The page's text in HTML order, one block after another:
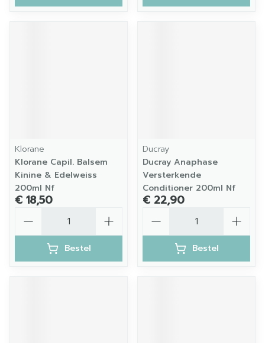
Klorane
Klorane Capil. Balsem
Kinine & Edelweiss
200ml Nf
€ 18,50
Bestel
Ducray
Ducray Anaphase
Versterkende
Conditioner 200ml Nf
€ 22,90
Bestel